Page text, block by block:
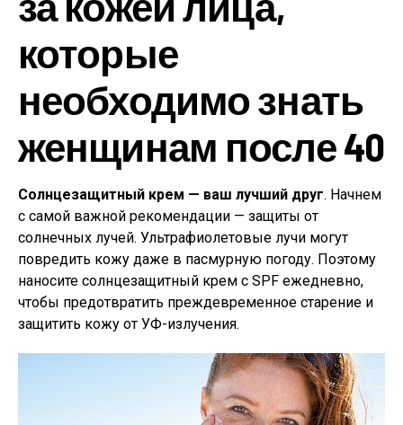
которые
необходимо знать
женщинам после 40
Солнцезащитный крем — ваш лучший друг. Начнем
с самой важной рекомендации — защиты от
солнечных лучей. Ультрафиолетовые лучи могут
повредить кожу даже в пасмурную погоду. Поэтому
наносите солнцезащитный крем с SPF ежедневно,
чтобы предотвратить преждевременное старение и
защитить кожу от УФ-излучения.